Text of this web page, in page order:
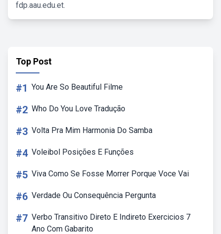
fdp.aau.edu.et.
Top Post
#1 You Are So Beautiful Filme
#2 Who Do You Love Tradução
#3 Volta Pra Mim Harmonia Do Samba
#4 Voleibol Posições E Funções
#5 Viva Como Se Fosse Morrer Porque Voce Vai
#6 Verdade Ou Consequência Pergunta
#7 Verbo Transitivo Direto E Indireto Exercicios 7
Ano Com Gabarito